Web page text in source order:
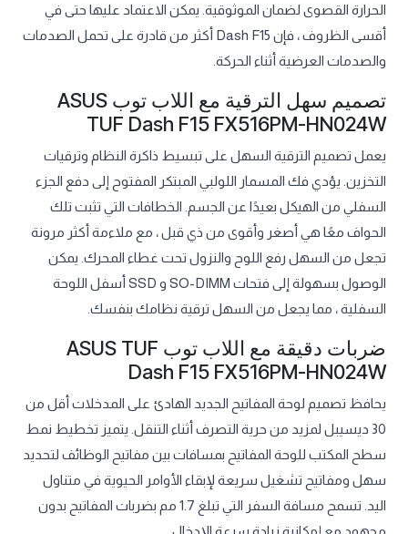
الحرارة القصوى لضمان الموثوقية. يمكن الاعتماد عليها حتى في
أقسى الظروف ، فإن Dash F15 أكثر من قادرة على تحمل الصدمات
والصدمات العرضية أثناء الحركة.
تصميم سهل الترقية مع اللاب توب ASUS
TUF Dash F15 FX516PM-HN024W
يعمل تصميم الترقية السهل على تبسيط ذاكرة النظام وترقيات
التخزين. يؤدي فك المسمار اللولبي المبتكر المفتوح إلى دفع الجزء
السفلي من الهيكل بعيدًا عن الجسم. الخطافات التي تثبت تلك
الحواف معًا هي أصغر وأقوى من ذي قبل ، مع ملاءمة أكثر مرونة
تجعل من السهل رفع اللوح والنزول تحت غطاء المحرك. يمكن
الوصول بسهولة إلى فتحات SO-DIMM و SSD أسفل اللوحة
السفلية ، مما يجعل من السهل ترقية نظامك بنفسك.
ضربات دقيقة مع اللاب توب ASUS TUF
Dash F15 FX516PM-HN024W
يحافظ تصميم لوحة المفاتيح الجديد الهادئ على المدخلات أقل من
30 ديسيبل لمزيد من حرية التصرف أثناء التنقل. يتميز تخطيط نمط
سطح المكتب للوحة المفاتيح بمسافات بين مفاتيح الوظائف لتحديد
سهل ومفاتيح تشغيل سريعة لإبقاء الأوامر الحيوية في متناول
اليد. تسمح مسافة السفر التي تبلغ 1.7 مم بضربات المفاتيح بدون
مجهود مع إمكانية زيادة سرعة الإدخال.